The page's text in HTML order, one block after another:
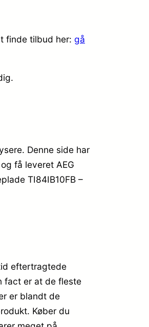
finde tilbud her: gå
Denne side har
få leveret AEG
TI84IB10FB –
eftertragtede
fact er at de fleste
er blandt de
Køber du